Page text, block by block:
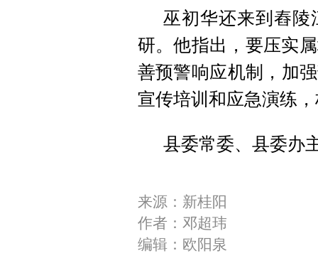
巫初华还来到舂陵
研。他指出，要压实
善预警响应机制，加
宣传培训和应急演练
县委常委、县委办
来源：新桂阳
作者：邓超玮
编辑：欧阳泉